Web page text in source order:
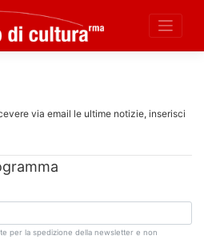
via email le ultime notizie, inserisci
per la spedizione della newsletter e non